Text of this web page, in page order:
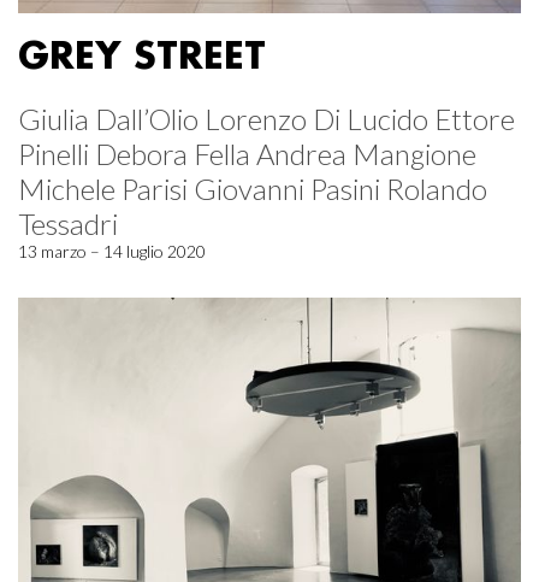
GREY STREET
Giulia Dall’Olio Lorenzo Di Lucido Ettore
Pinelli Debora Fella Andrea Mangione
Michele Parisi Giovanni Pasini Rolando
Tessadri
13 marzo – 14 luglio 2020